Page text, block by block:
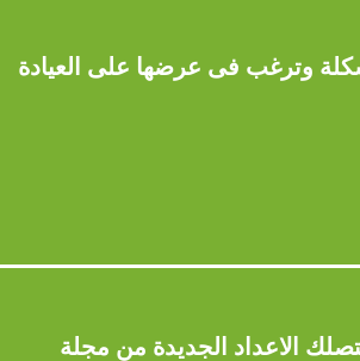
وترغب فى عرضها على العيادة
الاعداد الجديدة من مجلة